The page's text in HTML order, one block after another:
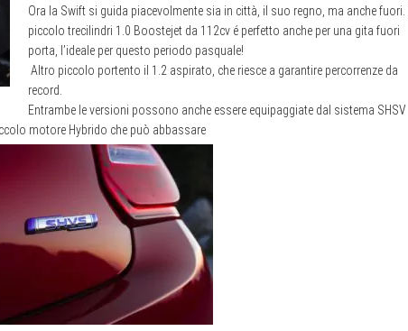
Ora la Swift si guida piacevolmente sia in città, il suo regno, ma anche fuori. Il
piccolo trecilindri 1.0 Boostejet da 112cv é perfetto anche per una gita fuori
porta, l’ideale per questo periodo pasquale!
Altro piccolo portento il 1.2 aspirato, che riesce a garantire percorrenze da
record.
Entrambe le versioni possono anche essere equipaggiate dal sistema SHSV
motore Hybrido che può abbassare